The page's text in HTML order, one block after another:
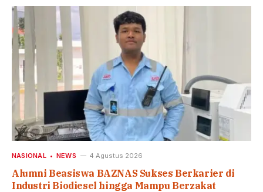
NASIONAL NEWS 4 Agustus 2026
Alumni Beasiswa BAZNAS Sukses Berkarier di
Industri Biodiesel hingga Mampu Berzakat